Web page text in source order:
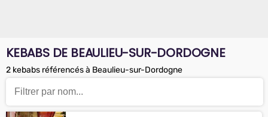
KEBABS DE BEAULIEU-SUR-DORDOGNE
2 kebabs référencés à Beaulieu-sur-Dordogne